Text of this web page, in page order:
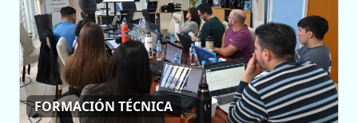
FORMACIÓN TÉCNICA